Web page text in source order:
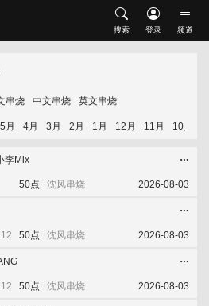
搜索 登录 频道
搜索
我喜欢的
串烧 中文串烧 英文串烧
5月 4月 3月 2月 1月 12月 11月 10月
李Mix
50点 沈风串烧 2026-08-03
50点 沈风串烧 2026-08-03
50点 沈风串烧 2026-08-03